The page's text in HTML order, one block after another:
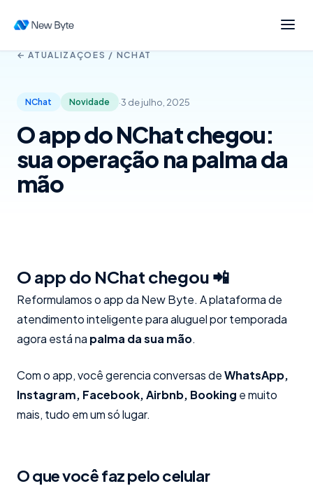
← ATUALIZAÇÕES / NCHAT
NChat Novidade ·3 de julho, 2025
O app do NChat chegou:
sua operação na palma da
mão
O app do NChat chegou 📲
Reformulamos o app da New Byte. A plataforma de
atendimento inteligente para aluguel por temporada
agora está na palma da sua mão.
Com o app, você gerencia conversas deWhatsApp,
Instagram, Facebook, Airbnb, Booking e muito
mais, tudo em um só lugar.
O que você faz pelo celular